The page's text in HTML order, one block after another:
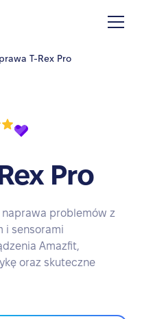
T-Rex Pro
Pro
naprawa problemów z
i sensorami
Amazfit,
oraz skuteczne